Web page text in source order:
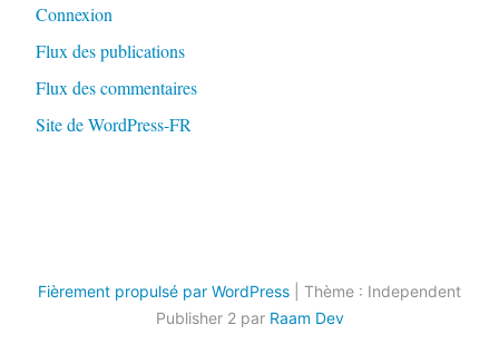
Connexion
Flux des publications
Flux des commentaires
Site de WordPress-FR
Fièrement propulsé par WordPress
Thème : Independent
Publisher 2 par Raam Dev